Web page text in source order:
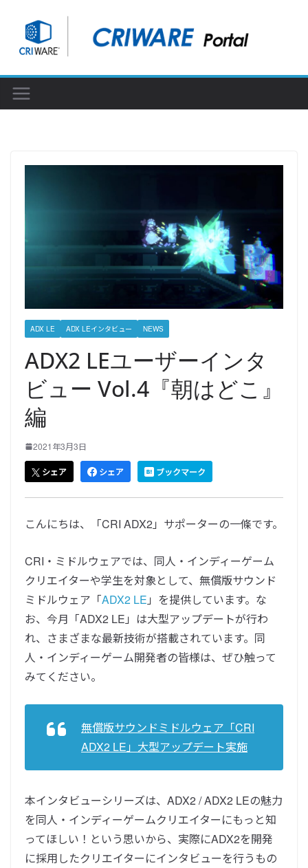
ADX LE ADX LEインタビュー NEWS
ADX2 LEユーザーインタ
ビュー Vol.4『朝はどこ』
編
2021年3月3日
シェア シェア ブックマーク
こんにちは、「CRI ADX2」サポーターの一條です。
CRI・ミドルウェアでは、同人・インディーゲーム
クリエイターや学生を対象として、無償版サウンド
ミドルウェア「ADX2 LE 」を提供しています。な
お、今月「ADX2 LE」は大型アップデートが行わ
れ、さまざまな最新技術が搭載されています。同
人・インディーゲーム開発者の皆様は、ぜひ触って
みてください。
無償版サウンドミドルウェア「CRI
ADX2 LE」大型アップデート実施
本インタビューシリーズは、ADX2 / ADX2 LEの魅力
を同人・インディーゲームクリエイターにもっと知
ってほしい！という思いから、実際にADX2を開発
に採用したクリエイターにインタビューを行うもの